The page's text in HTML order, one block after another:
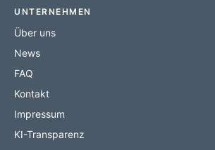
UNTERNEHMEN
Über uns
News
FAQ
Kontakt
Impressum
KI-Transparenz